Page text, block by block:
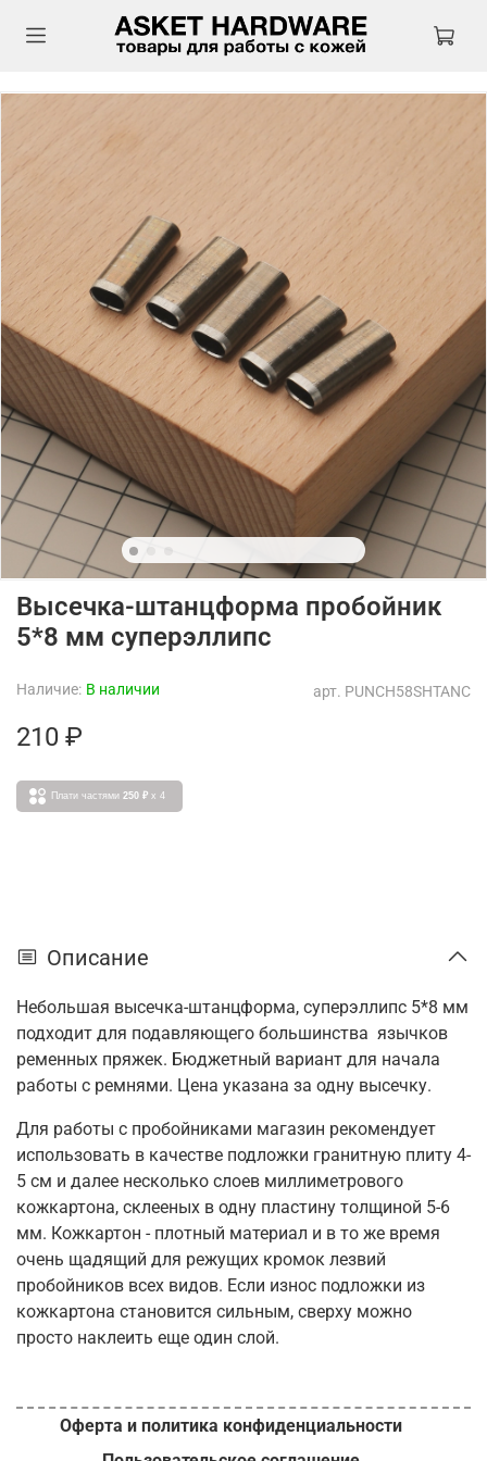
арт. PUNCH58SHTANC
Наличие: В наличии
Высечка-штанцформа пробойник
5*8 мм суперэллипс
210 ₽
Плати частями 250 ₽ x 4
Описание
Небольшая высечка-штанцформа, суперэллипс 5*8 мм
подходит для подавляющего большинства язычков
ременных пряжек. Бюджетный вариант для начала
работы с ремнями. Цена указана за одну высечку.
Для работы с пробойниками магазин рекомендует
использовать в качестве подложки гранитную плиту 4-
5 см и далее несколько слоев миллиметрового
кожкартона, склееных в одну пластину толщиной 5-6
мм. Кожкартон - плотный материал и в то же время
очень щадящий для режущих кромок лезвий
пробойников всех видов. Если износ подложки из
кожкартона становится сильным, сверху можно
просто наклеить еще один слой.
Оферта и политика конфиденциальности